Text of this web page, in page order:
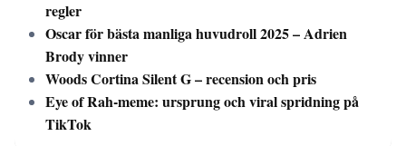
regler
Oscar för bästa manliga huvudroll 2025 – Adrien
Brody vinner
Woods Cortina Silent G – recension och pris
Eye of Rah-meme: ursprung och viral spridning på
TikTok